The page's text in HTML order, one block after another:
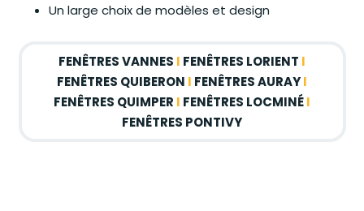
Un large choix de modèles et design
FENÊTRES VANNES I FENÊTRES LORIENT I
FENÊTRES QUIBERON I FENÊTRES AURAYI
FENÊTRES QUIMPER I FENÊTRES LOCMINÉI
FENÊTRES PONTIVY